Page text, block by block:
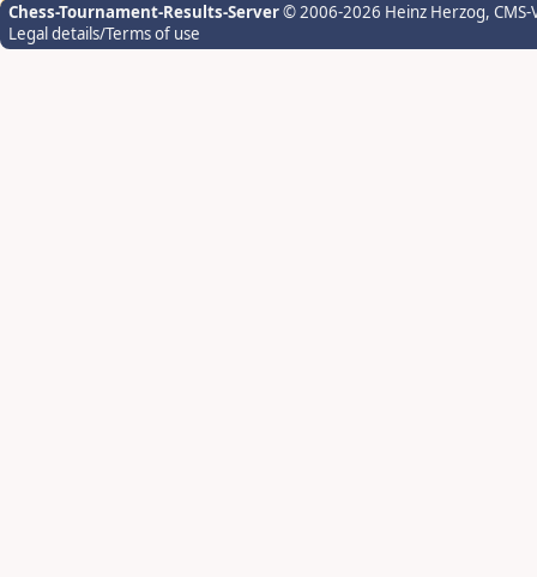
Chess-Tournament-Results-Server© 2006-2026 Heinz Herzog,
Legal details/Terms of use